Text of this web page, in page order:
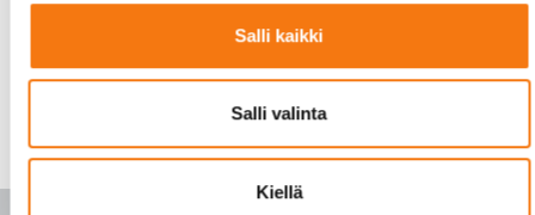
Salli kaikki
Salli valinta
Kiellä